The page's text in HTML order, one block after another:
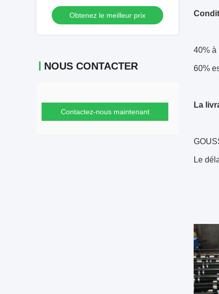
Obtenez le meilleur prix
NOUS CONTACTER
Contactez-nous maintenant
40% à
60%
La
Le